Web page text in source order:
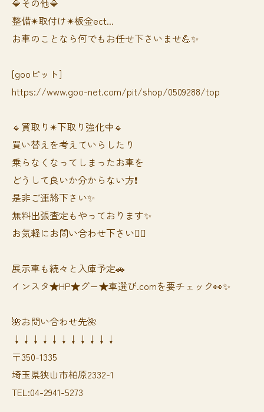
🔷その他🔷
整備✴︎取付け✴︎板金ect...
お車のことなら何でもお任せ下さいませ💪✨
[gooピット]
https://www.goo-net.com/pit/shop/0509288/top
🔹買取り✴︎下取り強化中🔹
買い替えを考えていらしたり
乗らなくなってしまったお車を
どうして良いか分からない方❗️
是非ご連絡下さい✨
無料出張査定もやっております✨
お気軽にお問い合わせ下さい🙆‍♀️
展示車も続々と入庫予定🚗
インスタ★HP★グー★車選び.comを要チェック👀✨
🌺お問い合わせ先🌺
↓↓↓↓↓↓↓↓↓↓↓
〒350-1335
埼玉県狭山市柏原2332-1
TEL:04-2941-5273